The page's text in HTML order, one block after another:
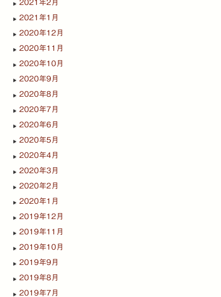
2021年2月
2021年1月
2020年12月
2020年11月
2020年10月
2020年9月
2020年8月
2020年7月
2020年6月
2020年5月
2020年4月
2020年3月
2020年2月
2020年1月
2019年12月
2019年11月
2019年10月
2019年9月
2019年8月
2019年7月